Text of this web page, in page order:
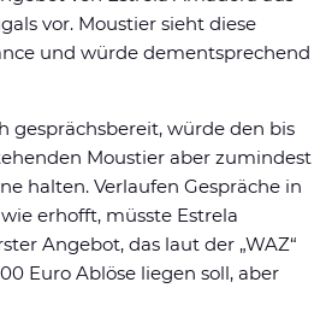
vor. Moustier sieht diese
und würde dementsprechend
gesprächsbereit, würde den bis
Moustier aber zumindest
halten. Verlaufen Gespräche in
erhofft, müsste Estrela
Angebot, das laut der „WAZ“
Euro Ablöse liegen soll, aber